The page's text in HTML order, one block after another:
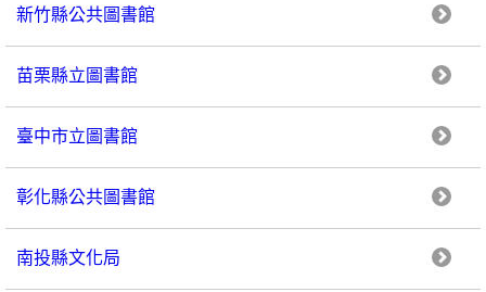
新竹縣公共圖書館
苗栗縣立圖書館
臺中市立圖書館
彰化縣公共圖書館
南投縣文化局